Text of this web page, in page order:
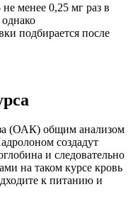
менее 0,25 мг раз в
подбирается после
(ОАК) общим анализом
создадут
и следовательно
на таком курсе кровь
к питанию и